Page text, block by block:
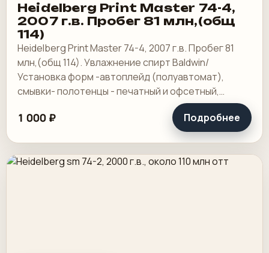
Heidelberg Print Master 74-4,
2007 г.в. Пробег 81 млн,(общ
114)
Heidelberg Print Master 74-4, 2007 г.в. Пробег 81
млн,(общ 114). Увлажнение спирт Baldwin/
Установка форм -автоплейд (полуавтомат),
смывки- полотенцы - печатный и офсетный,
выносной пульт ClassicCenter -PM74 - краски и.
1 000 ₽ Подробнее